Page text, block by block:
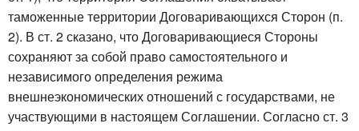
таможенные территории Договаривающихся Сторон (п.
2). В ст. 2 сказано, что Договаривающиеся Стороны
сохраняют за собой право самостоятельного и
независимого определения режима
внешнеэкономических отношений с государствами, не
участвующими в настоящем Соглашении. Согласно ст. 3